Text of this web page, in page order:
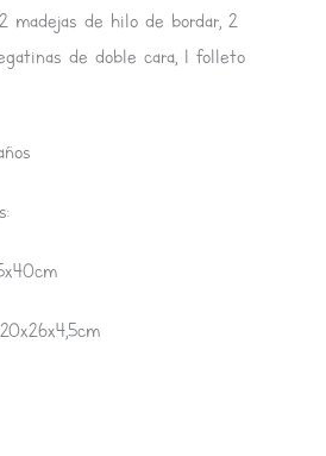
madejas de hilo de bordar, 2
de doble cara, 1 folleto